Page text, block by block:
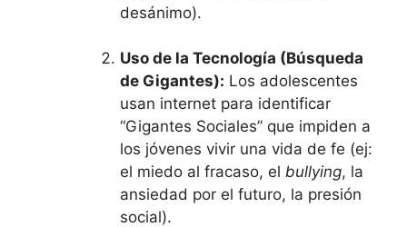
desánimo).
Uso de la Tecnología (Búsqueda
de Gigantes): Los adolescentes
usan internet para identificar
“Gigantes Sociales” que impiden a
los jóvenes vivir una vida de fe (ej:
el miedo al fracaso, el bullying, la
ansiedad por el futuro, la presión
social).